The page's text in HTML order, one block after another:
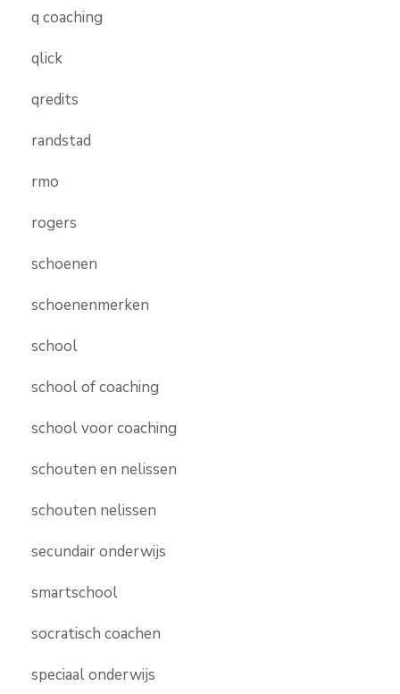
q coaching
qlick
qredits
randstad
rmo
rogers
schoenen
schoenenmerken
school
school of coaching
school voor coaching
schouten en nelissen
schouten nelissen
secundair onderwijs
smartschool
socratisch coachen
speciaal onderwijs